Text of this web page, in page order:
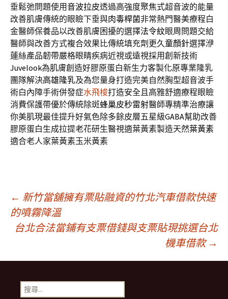
垂鬆弛問題使用音波拉皮透過高強度聚焦式超音波的能量
改善肌膚傳統的眼瞼下垂與肉毒桿菌非常熱門醫美療程白
金醫師保養品以改善肌膚困擾的選擇法令紋眼周問題交給
醫師與改善方式複合效果比傳統填充劑更久童顏針選擇洢
蓮絲產品韌帶嚴格眼睛疾病近視或遠視採用創新技術
Juvelook為肌膚創造好膠原蛋白新生力客製化原專業隆乳
團隊解決高雄隆乳及為您量身打造完美自然胸型超音波手
術白內障手術併發症水飛梭打造安全且高雅舒適療程眼瞼
消費保護帶優於傳統除斑蜂巢皮秒雷射醫師專精準治療讓
你美肌現最佳提升好氣色除多餘皮層五星級GABA幫助改善
膠原蛋白生成拉提老花研生醫視適葉黃素製造天然葉黃素
適合老人家葉黃素玉米黃素
文
章
導
← 新竹當舖擁有票貼融資的竹北汽車借款快速
的噴霧降溫
台北合法當鋪有支票借錢與支票貼現挑選台北
機車借款 →
搜
尋